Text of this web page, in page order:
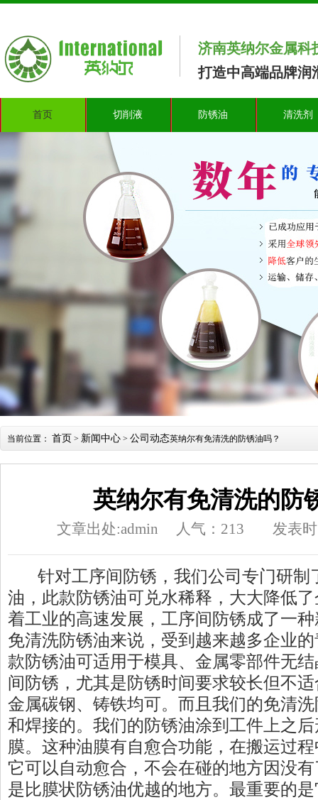
济南英纳尔金属科
打造中高端品牌润
首页 切削液 防锈油 清洗剂
当前位置： 首页 > 新闻中心 > 公司动态英纳尔有免清洗的防锈油吗？
英纳尔有免清洗的防
文章出处:admin 人气： 213 发表
针对工序间防锈，我们公司专门研制
油，此款防锈油可兑水稀释，大大降低
着工业的高速发展，工序间防锈成了一
免清洗防锈油来说，受到越来越多企业
款防锈油可适用于模具、金属零部件无
间防锈，尤其是防锈时间要求较长但不
金属碳钢、铸铁均可。而且我们的免清
和焊接的。我们的防锈油涂到工件上之
膜。这种油膜有自愈合功能，在搬运过
它可以自动愈合，不会在碰的地方因没
是比膜状防锈油优越的地方。最重要的